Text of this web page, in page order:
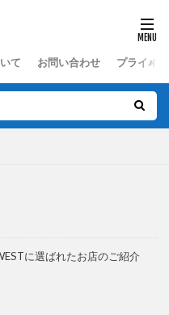
て お問い合わせ プライバ
に選ばれたお店のご紹介